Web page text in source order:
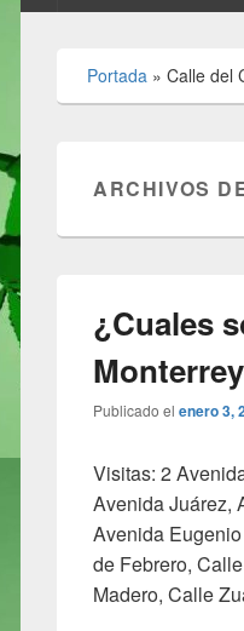
Portada » Calle del
ARCHIVOS
¿Cuales
Publicado el enero 3,
Visitas: 2
Avenida Juárez,
Avenida
de Febrero,
Madero, Calle